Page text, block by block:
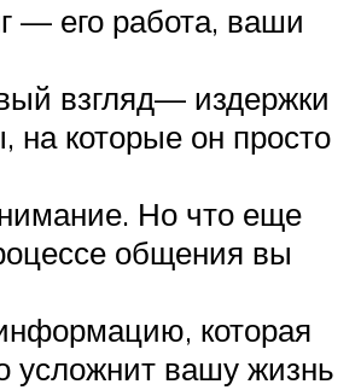
— его работа, ваши
взгляд— издержки
на которые он просто
Но что еще
общения вы
которая
усложнит вашу жизнь